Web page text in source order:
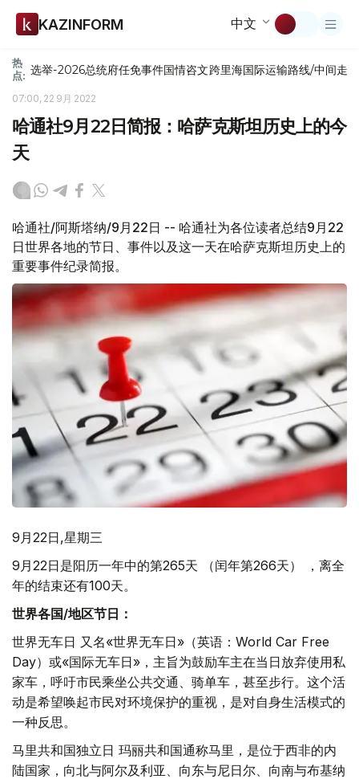
KAZINFORM 中文
热
点: 选举-2026总统府任免事件国情咨文跨里海国际运输路线/中间走廊
07:00, 22 9月 2022
哈通社9月22日简报：哈萨克斯坦历史上的今
天
哈通社/阿斯塔纳/9月22日 -- 哈通社为各位读者总结9月22
日世界各地的节日、事件以及这一天在哈萨克斯坦历史上的
重要事件纪录简报。
9月22日,星期三
9月22日是阳历一年中的第265天 （闰年第266天） ，离全
年的结束还有100天。
世界各国/地区节日：
世界无车日 又名«世界无车日»（英语：World Car Free
Day）或«国际无车日»，主旨为鼓励车主在当日放弃使用私
家车，呼吁市民乘坐公共交通、骑单车，甚至步行。这个活
动是希望唤起市民对环境保护的重视，是对自身生活模式的
一种反思。
马里共和国独立日 玛丽共和国通称马里，是位于西非的内
陆国家，向北与阿尔及利亚、向东与尼日尔、向南与布基纳